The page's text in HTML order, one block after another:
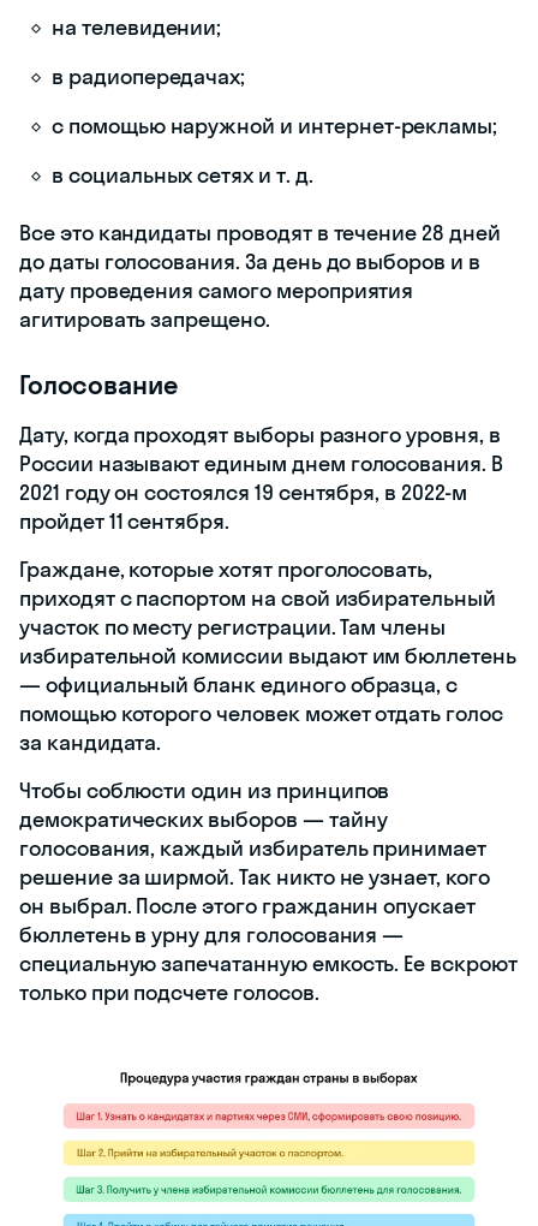
округа и участки, составляют списки
кандидатов. Чтобы сделать последнее,
подписей в его поддержку (или его
Если человек занимал пост до
выборов, то он автоматически
становится кандидатом на него.
взнос или вносит залог и
доказывает, что обладает
поддержкой (например, партии).
Чтобы стать кандидатом, необязательно
политической партии и выступать от ее
имени. Если у гражданина есть
пассивное избирательное право, он
может сам предложить свою
кандидатуру. Это называется
самовыдвижением.
Предвыборная агитация
Второй этап избирательной кампании
— это активная конкуренция
кандидатов за голоса. Задача каждого
из них — убедить как можно больше
людей, что он заслуживает эту
должность. Для этого избираемые
граждане используют различные
в личных выступлениях перед
народом;
на телевидении;